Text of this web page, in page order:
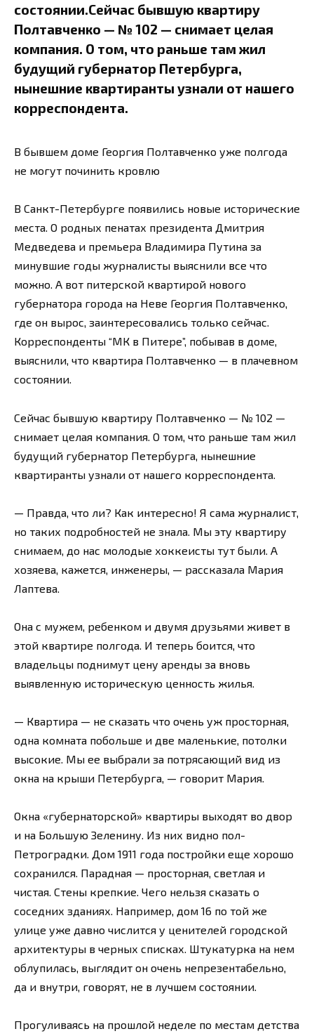
состоянии.Сейчас бывшую квартиру
Полтавченко — № 102 — снимает целая
компания. О том, что раньше там жил
будущий губернатор Петербурга,
нынешние квартиранты узнали от нашего
корреспондента.
В бывшем доме Георгия Полтавченко уже полгода
не могут починить кровлю
В Санкт-Петербурге появились новые исторические
места. О родных пенатах президента Дмитрия
Медведева и премьера Владимира Путина за
минувшие годы журналисты выяснили все что
можно. А вот питерской квартирой нового
губернатора города на Неве Георгия Полтавченко,
где он вырос, заинтересовались только сейчас.
Корреспонденты “МК в Питере”, побывав в доме,
выяснили, что квартира Полтавченко — в плачевном
состоянии.
Сейчас бывшую квартиру Полтавченко — № 102 —
снимает целая компания. О том, что раньше там жил
будущий губернатор Петербурга, нынешние
квартиранты узнали от нашего корреспондента.
— Правда, что ли? Как интересно! Я сама журналист,
но таких подробностей не знала. Мы эту квартиру
снимаем, до нас молодые хоккеисты тут были. А
хозяева, кажется, инженеры, — рассказала Мария
Лаптева.
Она с мужем, ребенком и двумя друзьями живет в
этой квартире полгода. И теперь боится, что
владельцы поднимут цену аренды за вновь
выявленную историческую ценность жилья.
— Квартира — не сказать что очень уж просторная,
одна комната побольше и две маленькие, потолки
высокие. Мы ее выбрали за потрясающий вид из
окна на крыши Петербурга, — говорит Мария.
Окна «губернаторской» квартиры выходят во двор
и на Большую Зеленину. Из них видно пол-
Петроградки. Дом 1911 года постройки еще хорошо
сохранился. Парадная — просторная, светлая и
чистая. Стены крепкие. Чего нельзя сказать о
соседних зданиях. Например, дом 16 по той же
улице уже давно числится у ценителей городской
архитектуры в черных списках. Штукатурка на нем
облупилась, выглядит он очень непрезентабельно,
да и внутри, говорят, не в лучшем состоянии.
Прогуливаясь на прошлой неделе по местам детства